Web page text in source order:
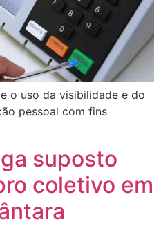
o uso da visibilidade e do
pessoal com fins
suposto
coletivo em